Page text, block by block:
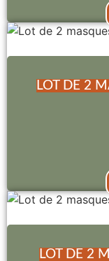
LOT DE 2
LOT DE 2